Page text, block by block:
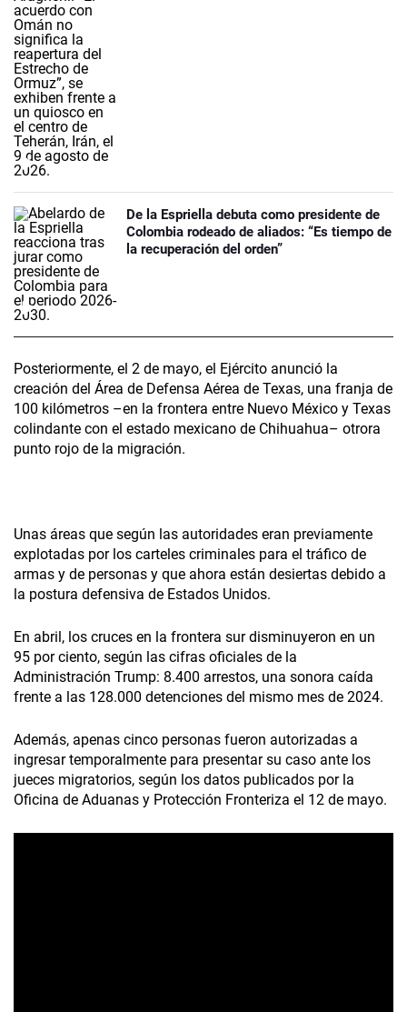
De la Espriella debuta como presidente de
Colombia rodeado de aliados: “Es tiempo de
la recuperación del orden”
Posteriormente, el 2 de mayo, el Ejército anunció la
creación del Área de Defensa Aérea de Texas, una franja de
100 kilómetros –en la frontera entre Nuevo México y Texas
colindante con el estado mexicano de Chihuahua– otrora
punto rojo de la migración.
Unas áreas que según las autoridades eran previamente
explotadas por los carteles criminales para el tráfico de
armas y de personas y que ahora están desiertas debido a
la postura defensiva de Estados Unidos.
En abril, los cruces en la frontera sur disminuyeron en un
95 por ciento, según las cifras oficiales de la
Administración Trump: 8.400 arrestos, una sonora caída
frente a las 128.000 detenciones del mismo mes de 2024.
Además, apenas cinco personas fueron autorizadas a
ingresar temporalmente para presentar su caso ante los
jueces migratorios, según los datos publicados por la
Oficina de Aduanas y Protección Fronteriza el 12 de mayo.